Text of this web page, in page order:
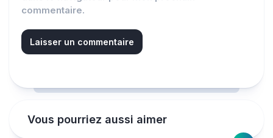
commentaire.
Vous pourriez aussi aimer